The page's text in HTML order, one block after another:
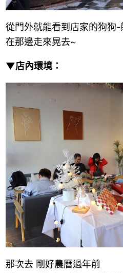
從門外就能看到店家的狗狗-
在那邊走來晃去~
▼店內環境：
那次去 剛好農曆過年前